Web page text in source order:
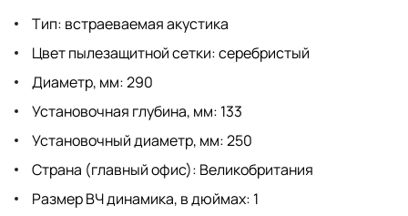
Тип: встраеваемая акустика
Цвет пылезащитной сетки: серебристый
Диаметр, мм: 290
Установочная глубина, мм: 133
Установочный диаметр, мм: 250
Страна (главный офис): Великобритания
Размер ВЧ динамика, в дюймах: 1